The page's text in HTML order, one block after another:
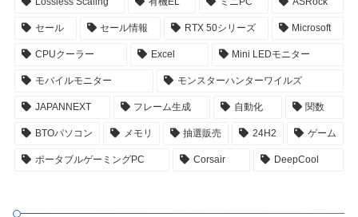
セール セール情報 RTX 50シリーズ Microsoft
CPUクーラー Excel Mini LEDモニター
モバイルモニター モンスターハンターワイルズ
JAPANNEXT フレーム生成 自動化 関数
BTOパソコン メモリ 抽選販売 24H2 ゲーム
ポータブルゲーミングPC Corsair DeepCool